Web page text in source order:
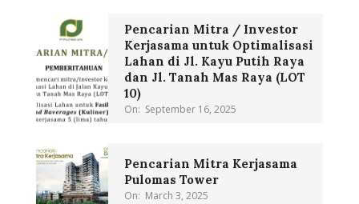
Pencarian Mitra / Investor
Kerjasama untuk Optimalisasi
Lahan di Jl. Kayu Putih Raya
dan Jl. Tanah Mas Raya (LOT
10)
On: September 16, 2025
Pencarian Mitra Kerjasama
Pulomas Tower
On: March 3, 2025